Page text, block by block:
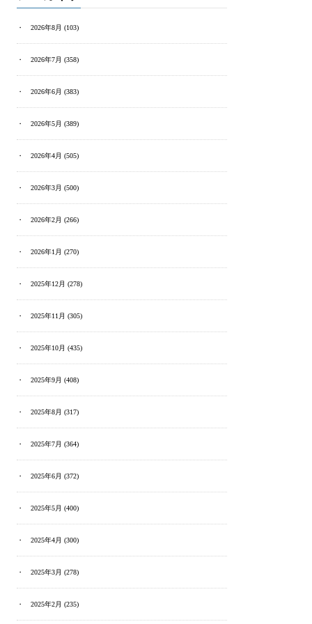
2026年8月 (103)
2026年7月 (358)
2026年6月 (383)
2026年5月 (389)
2026年4月 (505)
2026年3月 (500)
2026年2月 (266)
2026年1月 (270)
2025年12月 (278)
2025年11月 (305)
2025年10月 (435)
2025年9月 (408)
2025年8月 (317)
2025年7月 (364)
2025年6月 (372)
2025年5月 (400)
2025年4月 (300)
2025年3月 (278)
2025年2月 (235)